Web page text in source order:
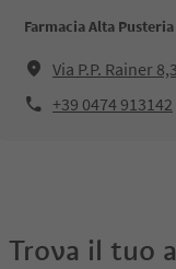
Farmacia Alta Pusteria
Via P.P. Rainer
+39 0474 913142
Trova il tuo